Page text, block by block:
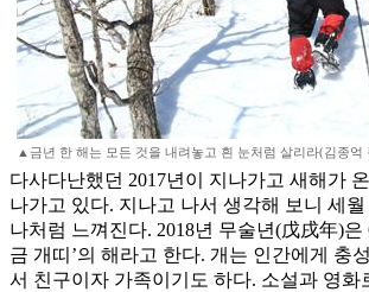
▲금년 한 해는 모든 것을 내려놓고 흰 눈처럼 살리라(김종억
다사다난했던 2017년이 지나가고 새해가
나가고 있다. 지나고 나서 생각해 보니 세
나처럼 느껴진다. 2018년 무술년(戊戌年)은
금 개띠’의 해라고 한다. 개는 인간에게 충
서 친구이자 가족이기도 하다. 소설과 영화